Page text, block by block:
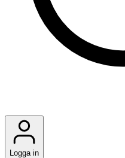
Logga in